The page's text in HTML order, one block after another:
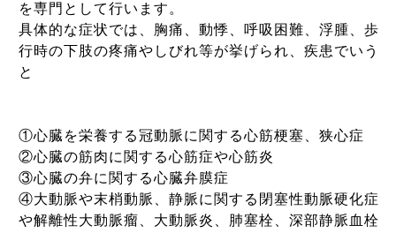
を専門として行います。
具体的な症状では、胸痛、動悸、呼吸困難、浮腫、歩
行時の下肢の疼痛やしびれ等が挙げられ、疾患でいう
と
①心臓を栄養する冠動脈に関する心筋梗塞、狭心症
②心臓の筋肉に関する心筋症や心筋炎
③心臓の弁に関する心臓弁膜症
④大動脈や末梢動脈、静脈に関する閉塞性動脈硬化症
や解離性大動脈瘤、大動脈炎、肺塞栓、深部静脈血栓